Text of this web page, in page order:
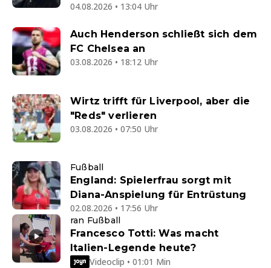
04.08.2026 • 13:04 Uhr
Auch Henderson schließt sich dem
FC Chelsea an
03.08.2026 • 18:12 Uhr
Wirtz trifft für Liverpool, aber die
"Reds" verlieren
03.08.2026 • 07:50 Uhr
Fußball
England: Spielerfrau sorgt mit
Diana-Anspielung für Entrüstung
02.08.2026 • 17:56 Uhr
ran Fußball
Francesco Totti: Was macht
Italien-Legende heute?
Videoclip • 01:01 Min